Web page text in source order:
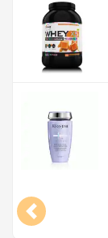
Previous slide